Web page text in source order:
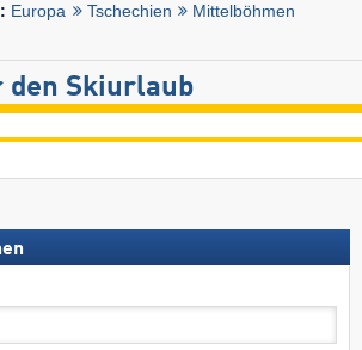
Europa Tschechien
Mittelböhmen
den Skiurlaub